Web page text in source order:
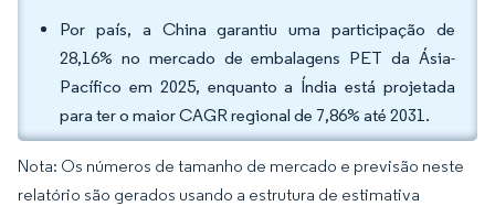
Por país, a China garantiu uma participação de
28,16% no mercado de embalagens PET da Ásia-
Pacífico em 2025, enquanto a Índia está projetada
para ter o maior CAGR regional de 7,86% até 2031.
Nota: Os números de tamanho de mercado e previsão neste
relatório são gerados usando a estrutura de estimativa